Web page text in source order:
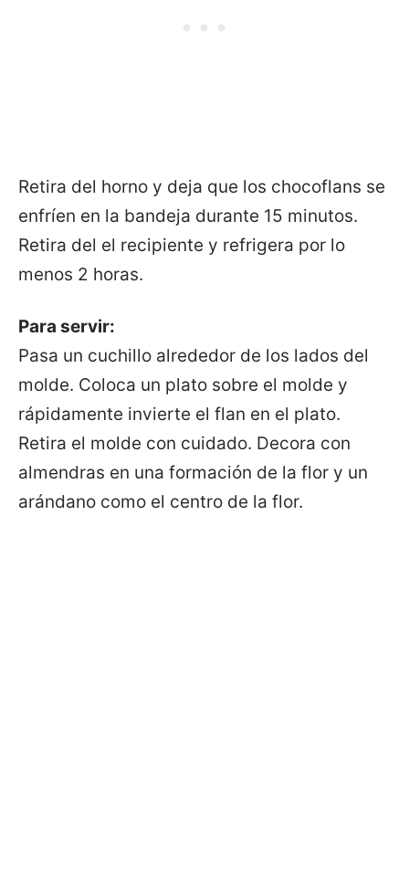
Retira del horno y deja que los chocoflans se
enfríen en la bandeja durante 15 minutos.
Retira del el recipiente y refrigera por lo
menos 2 horas.
Para servir:
Pasa un cuchillo alrededor de los lados del
molde. Coloca un plato sobre el molde y
rápidamente invierte el flan en el plato.
Retira el molde con cuidado. Decora con
almendras en una formación de la flor y un
arándano como el centro de la flor.